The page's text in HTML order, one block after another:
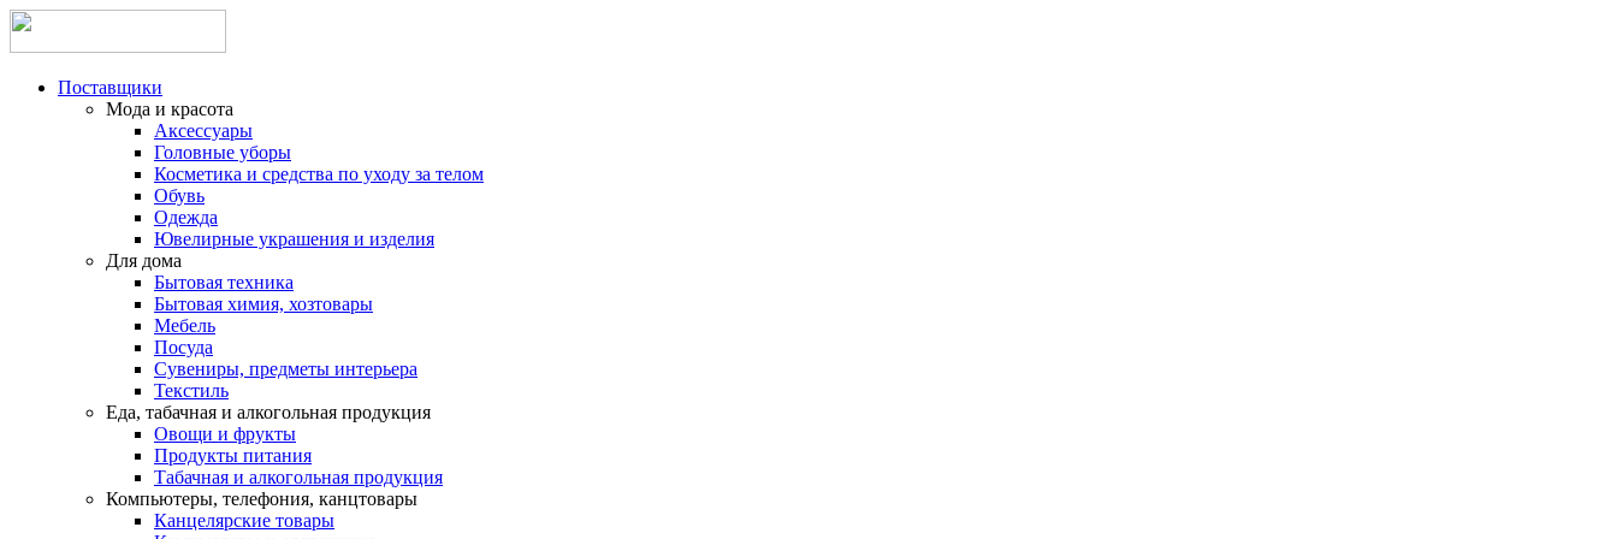
Поставщики
Мода и красота
Аксессуары
Головные уборы
Косметика и средства по уходу за телом
Обувь
Одежда
Ювелирные украшения и изделия
Для дома
Бытовая техника
Бытовая химия, хозтовары
Мебель
Посуда
Сувениры, предметы интерьера
Текстиль
Еда, табачная и алкогольная продукция
Овощи и фрукты
Продукты питания
Табачная и алкогольная продукция
Компьютеры, телефония, канцтовары
Канцелярские товары